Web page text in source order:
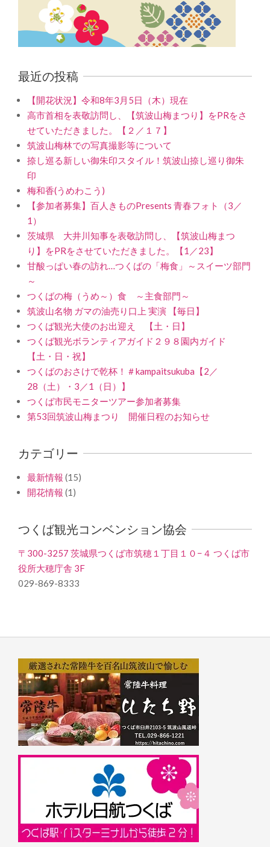
最近の投稿
【開花状況】令和8年3月5日（木）現在
高市首相を表敬訪問し、【筑波山梅まつり】をPRをさ
せていただきました。【２／１７】
筑波山梅林での写真撮影等について
捺し巡る新しい御朱印スタイル！筑波山捺し巡り御朱
印
梅和香(うめわこう)
【参加者募集】百人きものPresents 青春フォト（3／
1）
茨城県 大井川知事を表敬訪問し、【筑波山梅まつ
り】をPRをさせていただきました。【1／23】
甘酸っぱい春の訪れ…つくばの「梅食」～スイーツ部門
～
つくばの梅（うめ～）食 ～主食部門～
筑波山名物 ガマの油売り口上 実演 【毎日】
つくば観光大使のお出迎え 【土・日】
つくば観光ボランティアガイド２９８園内ガイド
【土・日・祝】
つくばのおさけで乾杯！＃kampaitsukuba【2／
28（土）・3／1（日）】
つくば市民モニターツアー参加者募集
第53回筑波山梅まつり 開催日程のお知らせ
カテゴリー
最新情報 (15)
開花情報 (1)
つくば観光コンベンション協会
〒300-3257 茨城県つくば市筑穂１丁目１０−４ つくば市
役所大穂庁舎 3F
029-869-8333